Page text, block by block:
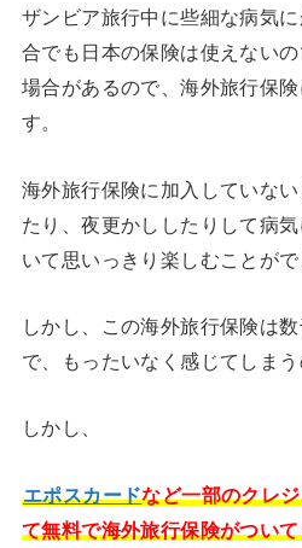
ザンビア旅行中に些細な病気
合でも日本の保険は使えない
場合があるので、海外旅行保
す。
海外旅行保険に加入していな
たり、夜更かししたりして病
いて思いっきり楽しむことがで
しかし、この海外旅行保険は
で、もったいなく感じてしまう
しかし、
エポスカードなど一部のクレ
て無料で海外旅行保険がつい